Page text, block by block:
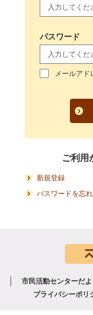
パスワード
メールア
ご利用
新規登録
パスワードを忘
市民活動センターだよ
プライバシーポリ